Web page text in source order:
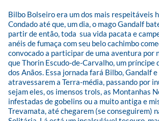
Bilbo Bolseiro era um dos mais respeitáveis
Condado até que, um dia, o mago Gandalf
partir de então, toda  sua vida pacata e
anéis de fumaça com seu belo cachimbo
convocado a participar de uma aventura por
que Thorin Escudo-de-Carvalho, um príncipe
dos Anãos. Essa jornada fará Bilbo, Gandalf
atravessarem a Terra-média, passando por
sejam eles, os imensos trols, as Montanhas
infestadas de gobelins ou a muito antiga e
Trevamata, até chegarem (se conseguirem)